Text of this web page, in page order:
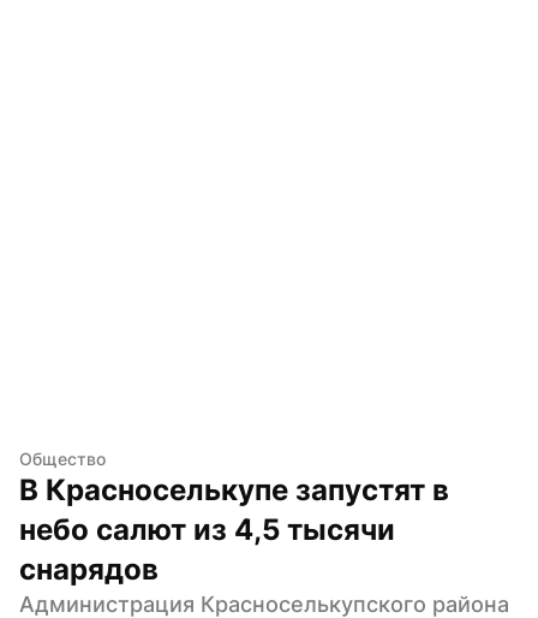
Общество
В Красноселькупе запустят в
небо салют из 4,5 тысячи
снарядов
Администрация Красноселькупского района